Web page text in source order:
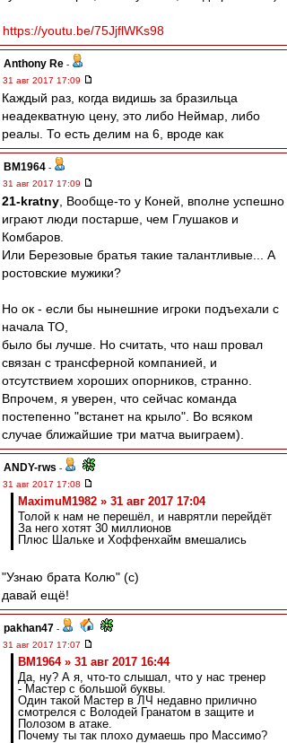
https://youtu.be/75JjflWKs98
Anthony Re -
31 авг 2017 17:09
Каждый раз, когда видишь за бразильца
неадекватную цену, это либо Неймар, либо
реалы. То есть делим на 6, вроде как
BM1964 -
31 авг 2017 17:09
21-kratny , Вообще-то у Коней, вполне успешно
играют люди постарше, чем Глушаков и
Комбаров.
Или Березовые братья такие талантливые... А
ростовские мужики?
Но ок - если бы нынешние игроки подъехали с
начала ТО,
было бы лучше. Но считать, что наш провал
связан с трансферной компанией, и
отсутствием хороших опорников, странно.
Впрочем, я уверен, что сейчас команда
постепенно "встанет на крыло". Во всяком
случае ближайшие три матча выиграем).
ANDY-rws -
31 авг 2017 17:08
MaximuM1982 » 31 авг 2017 17:04
Толой к нам не перешёл, и наврятли перейдёт
За него хотят 30 миллионов
Плюс Шальке и Хоффенхайм вмешались
"Узнаю брата Колю" (с)
давай ещё!
pakhan47 -
31 авг 2017 17:07
BM1964 » 31 авг 2017 16:44
Да, ну? А я, что-то слышал, что у нас тренер
- Мастер с большой буквы.
Один такой Мастер в ЛЧ недавно прилично
смотрелся с Володей Гранатом в защите и
Полозом в атаке.
Почему ты так плохо думаешь про Массимо?